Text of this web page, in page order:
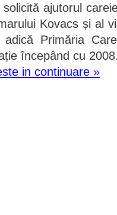
ajutorul
Kovacs și al
Primăria
începând cu
in continuare »